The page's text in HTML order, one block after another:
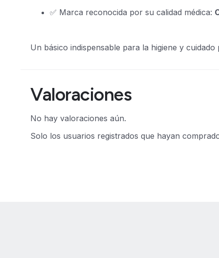
✅ Marca reconocida por su calidad médica:
Un básico indispensable para la higiene y
Valoraciones
No hay valoraciones aún.
Solo los usuarios registrados que hayan